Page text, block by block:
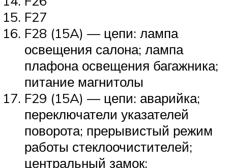
F27
F28 (15A) — цепи: лампа
освещения салона; лампа
плафона освещения багажника;
питание магнитолы
F29 (15A) — цепи: аварийка;
переключатели указателей
поворота; прерывистый режим
работы стеклоочистителей;
центральный замок;